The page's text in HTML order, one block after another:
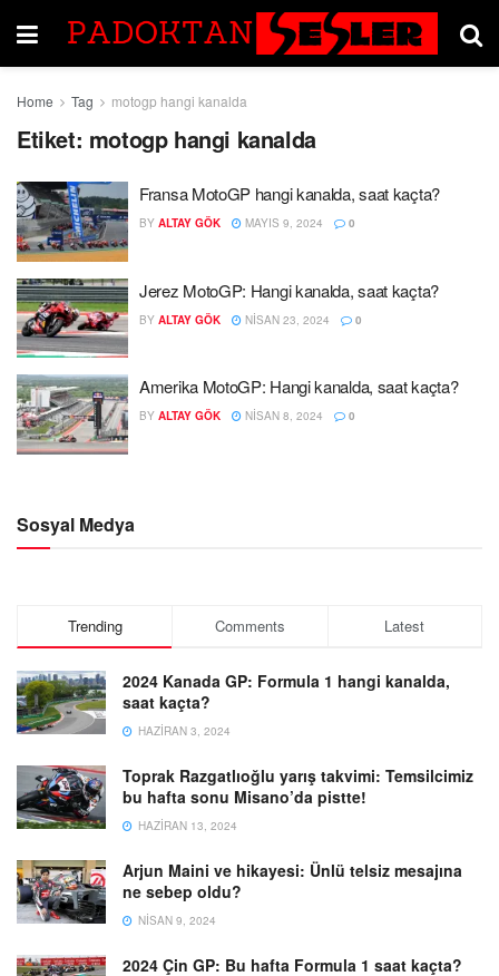
Home Tag motogp hangi kanalda
Etiket: motogp hangi kanalda
Fransa MotoGP hangi kanalda, saat kaçta?
BY ALTAY GÖK MAYIS 9, 2024 0
Jerez MotoGP: Hangi kanalda, saat kaçta?
BY ALTAY GÖK NISAN 23, 2024 0
Amerika MotoGP: Hangi kanalda, saat kaçta?
BY ALTAY GÖK NISAN 8, 2024 0
Sosyal Medya
Trending Comments Latest
2024 Kanada GP: Formula 1 hangi kanalda,
saat kaçta?
HAZIRAN 3, 2024
Toprak Razgatlıoğlu yarış takvimi: Temsilcimiz
bu hafta sonu Misano’da pistte!
HAZIRAN 13, 2024
Arjun Maini ve hikayesi: Ünlü telsiz mesajına
ne sebep oldu?
NISAN 9, 2024
2024 Çin GP: Bu hafta Formula 1 saat kaçta?